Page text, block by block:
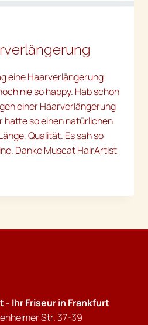
eine Haarverlängerung
nie so happy. Hab schon
einer Haarverlängerung
hatte so einen natürlichen
Qualität. Es sah so
Danke Muscat HairArtist
- Ihr Friseur in Frankfurt
Str. 37-39